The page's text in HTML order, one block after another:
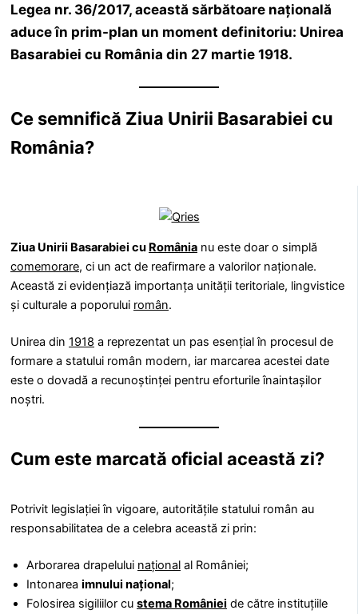
Legea nr. 36/2017, această sărbătoare națională
aduce în prim-plan un moment definitoriu: Unirea
Basarabiei cu România din 27 martie 1918.
Ce semnifică Ziua Unirii Basarabiei cu
România?
Ziua Unirii Basarabiei cu România nu este doar o simplă
comemorare, ci un act de reafirmare a valorilor naționale.
Această zi evidențiază importanța unității teritoriale, lingvistice
și culturale a poporului român.
Unirea din 1918 a reprezentat un pas esențial în procesul de
formare a statului român modern, iar marcarea acestei date
este o dovadă a recunoștinței pentru eforturile înaintașilor
noștri.
Cum este marcată oficial această zi?
Potrivit legislației în vigoare, autoritățile statului român au
responsabilitatea de a celebra această zi prin:
Arborarea drapelului național al României;
Intonarea imnului național;
Folosirea sigiliilor cu stema României de către instituțiile